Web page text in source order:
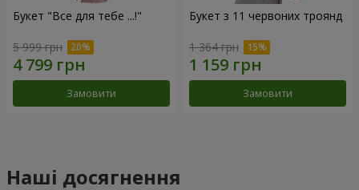
Букет "Все для тебе ...!"
5 999 грн
Замовити
Букет з 11 червоних троянд
1 364 грн
Замовити
Наші досягнення